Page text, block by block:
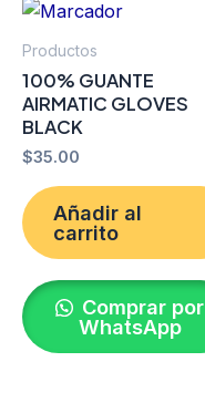
Productos
100% GUANTE
AIRMATIC GLOVES
BLACK
$35.00
Añadir al
carrito
Comprar por
WhatsApp